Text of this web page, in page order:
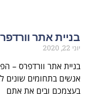
בניית אתר וורדפרס ב 5 צעדים
יוני 22, 2020
בניית אתר וורדפרס –
אנשים בתחומים שונים
בעצמכם ובים את אתם